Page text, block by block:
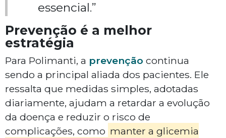
essencial.”
Prevenção é a melhor
estratégia
Para Polimanti, a prevenção continua
sendo a principal aliada dos pacientes. Ele
ressalta que medidas simples, adotadas
diariamente, ajudam a retardar a evolução
da doença e reduzir o risco de
complicações, como manter a glicemia